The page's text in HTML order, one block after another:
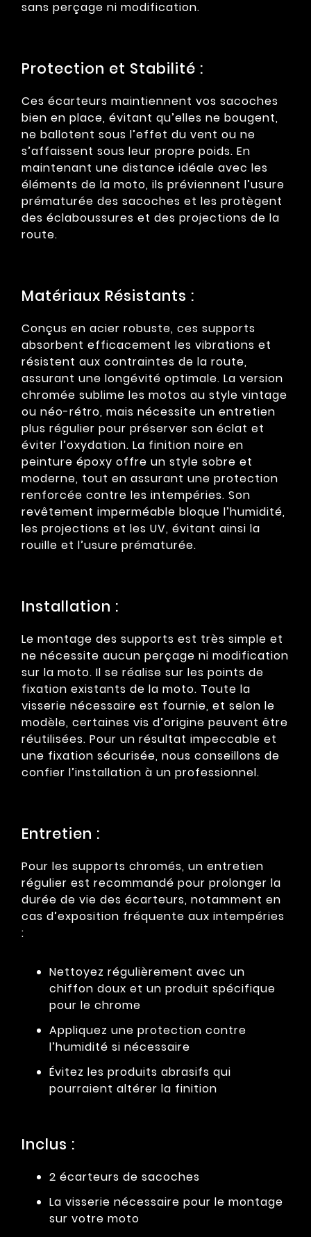
sans perçage ni modification.
Protection et Stabilité :
Ces écarteurs maintiennent vos sacoches
bien en place, évitant qu’elles ne bougent,
ne ballotent sous l’effet du vent ou ne
s’affaissent sous leur propre poids. En
maintenant une distance idéale avec les
éléments de la moto, ils préviennent l’usure
prématurée des sacoches et les protègent
des éclaboussures et des projections de la
route.
Matériaux Résistants :
Conçus en acier robuste, ces supports
absorbent efficacement les vibrations et
résistent aux contraintes de la route,
assurant une longévité optimale. La version
chromée sublime les motos au style vintage
ou néo-rétro, mais nécessite un entretien
plus régulier pour préserver son éclat et
éviter l’oxydation. La finition noire en
peinture époxy offre un style sobre et
moderne, tout en assurant une protection
renforcée contre les intempéries. Son
revêtement imperméable bloque l’humidité,
les projections et les UV, évitant ainsi la
rouille et l’usure prématurée.
Installation :
Le montage des supports est très simple et
ne nécessite aucun perçage ni modification
sur la moto. Il se réalise sur les points de
fixation existants de la moto. Toute la
visserie nécessaire est fournie, et selon le
modèle, certaines vis d’origine peuvent être
réutilisées. Pour un résultat impeccable et
une fixation sécurisée, nous conseillons de
confier l’installation à un professionnel.
Entretien :
Pour les supports chromés, un entretien
régulier est recommandé pour prolonger la
durée de vie des écarteurs, notamment en
cas d’exposition fréquente aux intempéries
:
Nettoyez régulièrement avec un
chiffon doux et un produit spécifique
pour le chrome
Appliquez une protection contre
l’humidité si nécessaire
Évitez les produits abrasifs qui
pourraient altérer la finition
Inclus :
2 écarteurs de sacoches
La visserie nécessaire pour le montage
sur votre moto